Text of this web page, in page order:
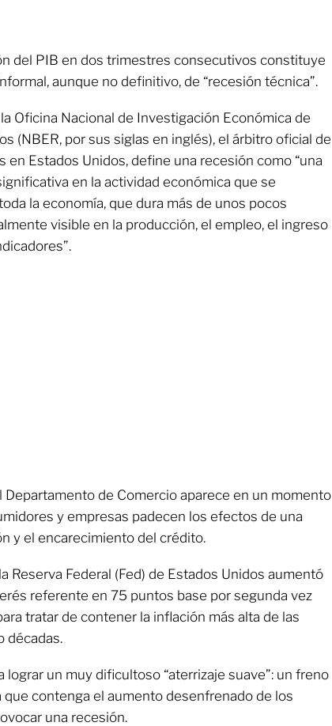
del PIB en dos trimestres consecutivos constituye
aunque no definitivo, de “recesión técnica”.
Oficina Nacional de Investigación Económica de
(NBER, por sus siglas en inglés), el árbitro oficial de
en Estados Unidos, define una recesión como “una
en la actividad económica que se
la economía, que dura más de unos pocos
visible en la producción, el empleo, el ingreso
Departamento de Comercio aparece en un momento
y empresas padecen los efectos de una
y el encarecimiento del crédito.
Reserva Federal (Fed) de Estados Unidos aumentó
referente en 75 puntos base por segunda vez
tratar de contener la inflación más alta de las
décadas.
lograr un muy dificultoso “aterrizaje suave”: un freno
que contenga el aumento desenfrenado de los
una recesión.